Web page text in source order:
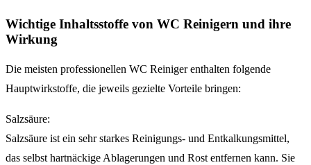
Wichtige Inhaltsstoffe von WC Reinigern und ihre
Wirkung
Die meisten professionellen WC Reiniger enthalten folgende
Hauptwirkstoffe, die jeweils gezielte Vorteile bringen:
Salzsäure:
Salzsäure ist ein sehr starkes Reinigungs- und Entkalkungsmittel,
das selbst hartnäckige Ablagerungen und Rost entfernen kann. Sie